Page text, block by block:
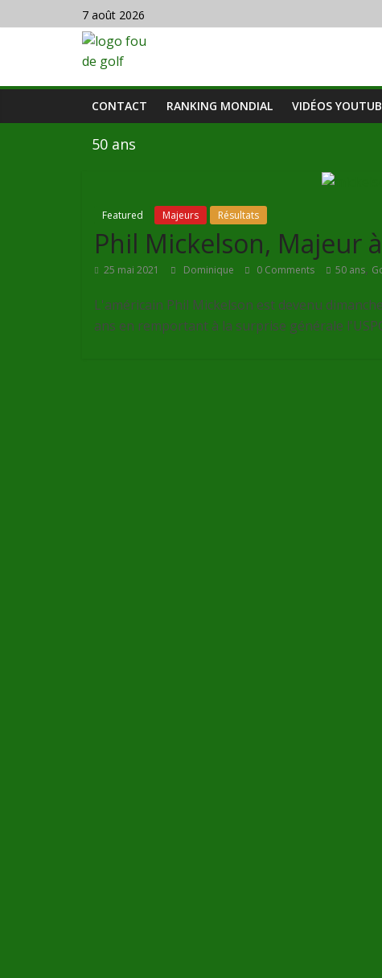
7 août 2026
CONTACT RANKING MONDIAL VIDÉOS
50 ans
Featured Majeurs Résultats
Phil Mickelson, Majeur
25 mai 2021 Dominique 0 Comments 50 ans,
L'américain Phil Mickelson est devenu
ans en remportant à la surprise générale